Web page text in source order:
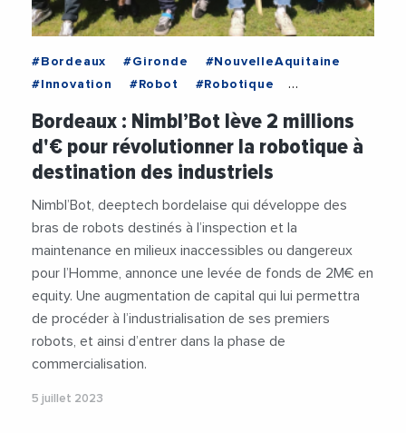
#Bordeaux #Gironde
#NouvelleAquitaine
#Innovation
#Robot
#Robotique
Bordeaux : Nimbl’Bot lève 2 millions
d'€ pour révolutionner la robotique à
destination des industriels
Nimbl’Bot, deeptech bordelaise qui développe des
bras de robots destinés à l’inspection et la
maintenance en milieux inaccessibles ou dangereux
pour l’Homme, annonce une levée de fonds de 2M€ en
equity. Une augmentation de capital qui lui permettra
de procéder à l’industrialisation de ses premiers
robots, et ainsi d’entrer dans la phase de
commercialisation.
5 juillet 2023